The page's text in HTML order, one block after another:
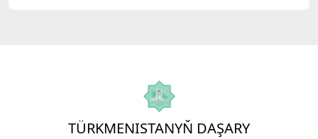
TÜRKMENISTANYŇ DAŞARY